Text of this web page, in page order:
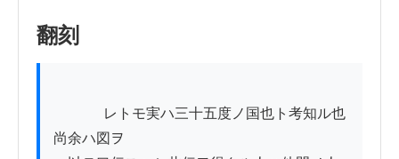
翻刻
尚余ハ図ヲ